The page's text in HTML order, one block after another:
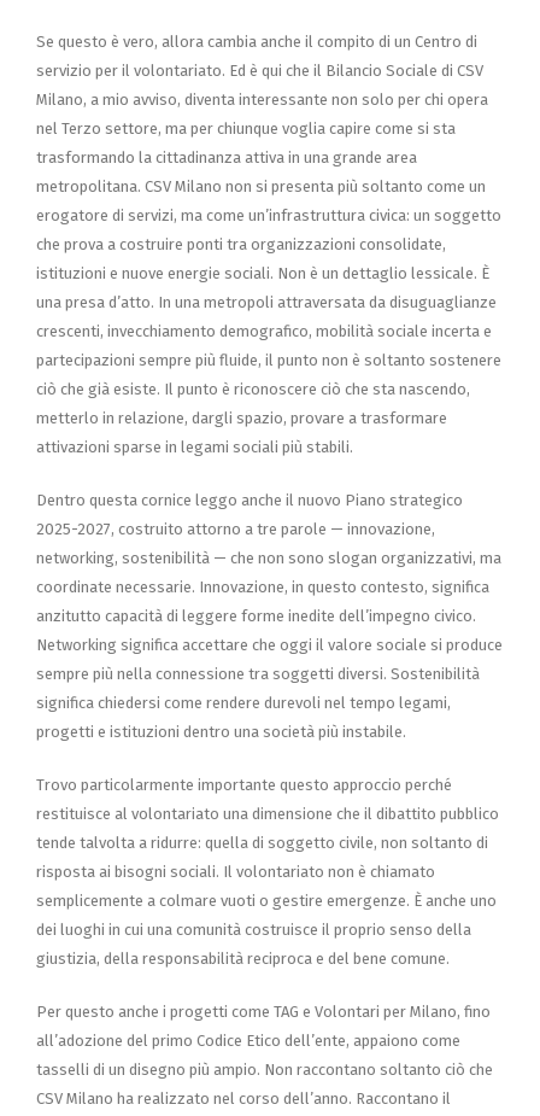
Se questo è vero, allora cambia anche il compito di un Centro di
servizio per il volontariato. Ed è qui che il Bilancio Sociale di CSV
Milano, a mio avviso, diventa interessante non solo per chi opera
nel Terzo settore, ma per chiunque voglia capire come si sta
trasformando la cittadinanza attiva in una grande area
metropolitana. CSV Milano non si presenta più soltanto come un
erogatore di servizi, ma come un’infrastruttura civica: un soggetto
che prova a costruire ponti tra organizzazioni consolidate,
istituzioni e nuove energie sociali. Non è un dettaglio lessicale. È
una presa d’atto. In una metropoli attraversata da disuguaglianze
crescenti, invecchiamento demografico, mobilità sociale incerta e
partecipazioni sempre più fluide, il punto non è soltanto sostenere
ciò che già esiste. Il punto è riconoscere ciò che sta nascendo,
metterlo in relazione, dargli spazio, provare a trasformare
attivazioni sparse in legami sociali più stabili.
Dentro questa cornice leggo anche il nuovo Piano strategico
2025-2027, costruito attorno a tre parole — innovazione,
networking, sostenibilità — che non sono slogan organizzativi, ma
coordinate necessarie. Innovazione, in questo contesto, significa
anzitutto capacità di leggere forme inedite dell’impegno civico.
Networking significa accettare che oggi il valore sociale si produce
sempre più nella connessione tra soggetti diversi. Sostenibilità
significa chiedersi come rendere durevoli nel tempo legami,
progetti e istituzioni dentro una società più instabile.
Trovo particolarmente importante questo approccio perché
restituisce al volontariato una dimensione che il dibattito pubblico
tende talvolta a ridurre: quella di soggetto civile, non soltanto di
risposta ai bisogni sociali. Il volontariato non è chiamato
semplicemente a colmare vuoti o gestire emergenze. È anche uno
dei luoghi in cui una comunità costruisce il proprio senso della
giustizia, della responsabilità reciproca e del bene comune.
Per questo anche i progetti come TAG e Volontari per Milano, fino
all’adozione del primo Codice Etico dell’ente, appaiono come
tasselli di un disegno più ampio. Non raccontano soltanto ciò che
CSV Milano ha realizzato nel corso dell’anno. Raccontano il